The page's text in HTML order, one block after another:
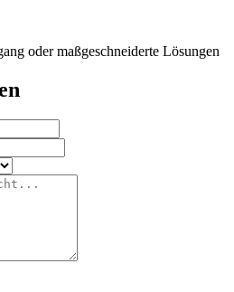
oder maßgeschneiderte Lösungen